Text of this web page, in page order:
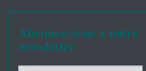
Abonnez-vous à notre
newsletter